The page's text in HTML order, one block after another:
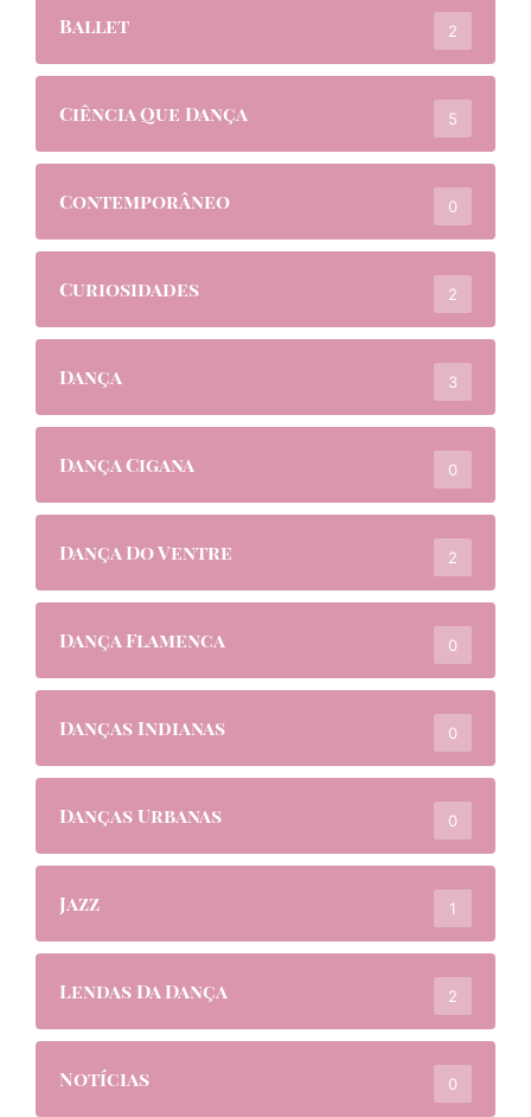
Ballet 2
Ciência Que Dança 5
Contemporâneo 0
Curiosidades 2
Dança 3
Dança Cigana 0
Dança Do Ventre 2
Dança Flamenca 0
Danças Indianas 0
Danças Urbanas 0
Jazz 1
Lendas Da Dança 2
Notícias 0